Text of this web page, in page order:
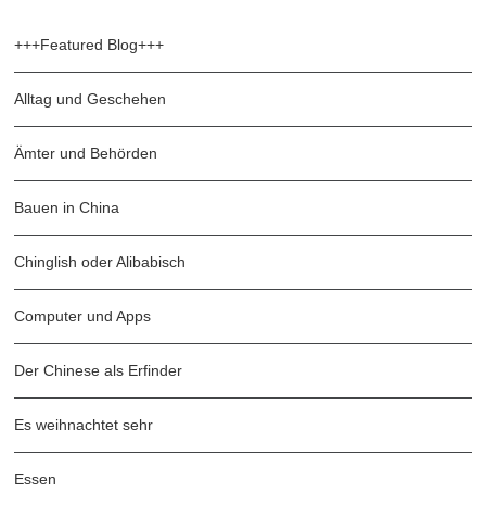
+++Featured Blog+++
Alltag und Geschehen
Ämter und Behörden
Bauen in China
Chinglish oder Alibabisch
Computer und Apps
Der Chinese als Erfinder
Es weihnachtet sehr
Essen